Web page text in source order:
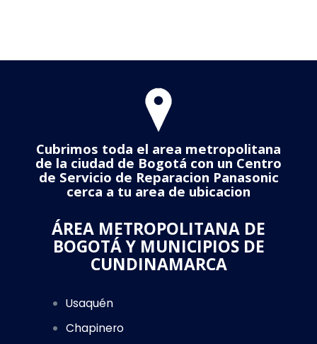
Cubrimos toda el area metropolitana
de la ciudad de Bogotá con un Centro
de Servicio de Reparacion Panasonic
cerca a tu area de ubicacion
ÁREA METROPOLITANA DE
BOGOTÁ Y MUNICIPIOS DE
CUNDINAMARCA
Usaquén
Chapinero